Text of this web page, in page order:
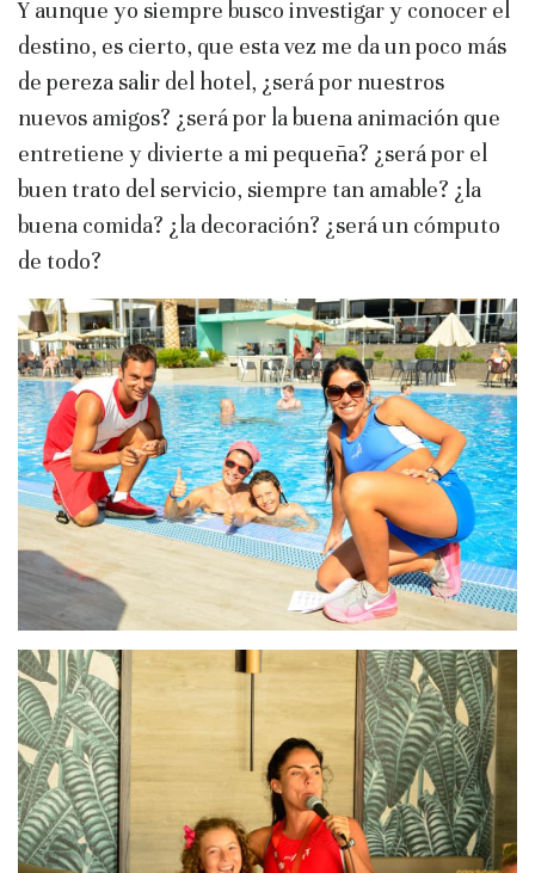
Y aunque yo siempre busco investigar y conocer el
destino, es cierto, que esta vez me da un poco más
de pereza salir del hotel, ¿será por nuestros
nuevos amigos? ¿será por la buena animación que
entretiene y divierte a mi pequeña? ¿será por el
buen trato del servicio, siempre tan amable? ¿la
buena comida? ¿la decoración? ¿será un cómputo
de todo?